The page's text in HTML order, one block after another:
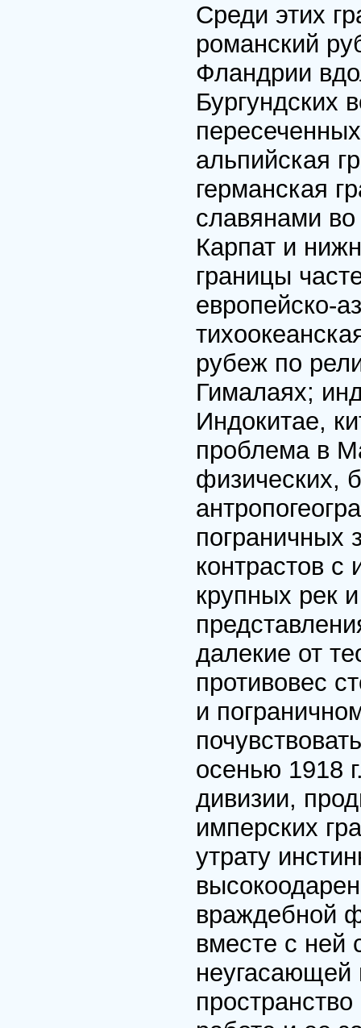
Среди этих
романский
Фландрии
Бургундских
альпийская
германская
славянами во
Карпат и
границы
европейско-
рубеж по
Гималаях;
Индокитае,
проблема в
физических,
пограничных
контрастов
крупных рек
далекие от
противовес
и
осенью 1918
дивизии,
имперских
утрату
враждебной
вместе с ней
неугасающей